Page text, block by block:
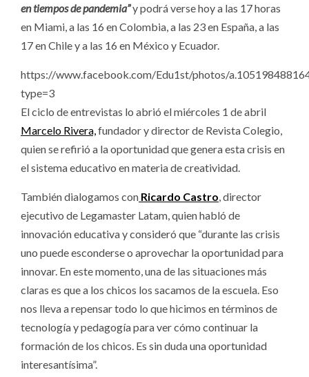
en tiempos de pandemia”y podrá verse hoy a las 17 horas
en Miami, a las 16 en Colombia, a las 23 en España, a las
17 en Chile y a las 16 en México y Ecuador.
https://www.facebook.com/Edu1st/photos/
type=3
El ciclo de entrevistas lo abrió el miércoles 1 de abril
Marcelo Rivera,fundador y director de Revista Colegio,
quien se refirió a la oportunidad que genera esta crisis en
el sistema educativo en materia de creatividad.
También dialogamos con Ricardo Castro, director
ejecutivo de Legamaster Latam, quien habló de
innovación educativa y consideró que “durante las crisis
uno puede esconderse o aprovechar la oportunidad para
innovar. En este momento, una de las situaciones más
claras es que a los chicos los sacamos de la escuela. Eso
nos lleva a repensar todo lo que hicimos en términos de
tecnología y pedagogía para ver cómo continuar la
formación de los chicos. Es sin duda una oportunidad
interesantísima”.